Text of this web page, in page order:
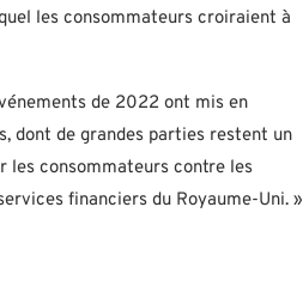
les consommateurs croiraient à
de 2022 ont mis en
dont de grandes parties restent un
les consommateurs contre les
financiers du Royaume-Uni. »